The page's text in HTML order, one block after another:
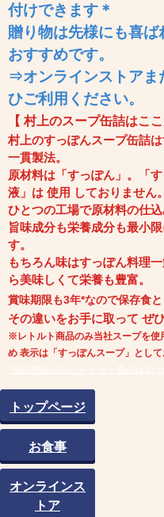
付けできます＊
贈り物は先様にも喜
おすすめです。
⇒オンラインストアま
ひご利用ください。
【 村上のスープ缶詰はこ
村上のすっぽんスープ缶詰
一貫製法。
原材料は「すっぽん」。「
液」は 使用 しておりません。
ひとつの工場で原材料の仕
旨味成分も栄養成分も最小
す。
もちろん味はすっぽん料理
ら美味しくて栄養も豊富。
賞味期限も3年*なので保存食
その違いをお手に取って ぜ
※レトルト商品のみ当社スープを使
め 表示は「すっぽんスープ」として
トップページ
お食事
オンラインス
トア